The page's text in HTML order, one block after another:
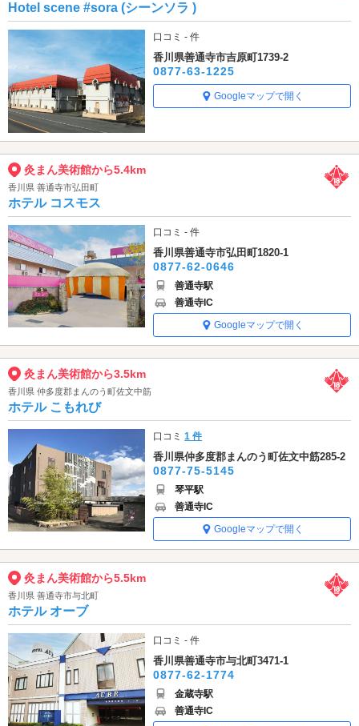
Hotel scene #sora (シーンソラ )
口コミ - 件
香川県善通寺市吉原町1739-2
0877-63-1225
Googleマップで開く
灸まん美術館から5.4km
香川県 善通寺市弘田町
ホテル コスモス
口コミ - 件
香川県善通寺市弘田町1820-1
0877-62-0646
善通寺駅
善通寺IC
Googleマップで開く
灸まん美術館から3.5km
香川県 仲多度郡まんのう町佐文中筋
ホテル こもれび
口コミ1 件
香川県仲多度郡まんのう町佐文中筋285-2
0877-75-5145
琴平駅
善通寺IC
Googleマップで開く
灸まん美術館から5.5km
香川県 善通寺市与北町
ホテル オーブ
口コミ - 件
香川県善通寺市与北町3471-1
0877-62-1774
金蔵寺駅
善通寺IC